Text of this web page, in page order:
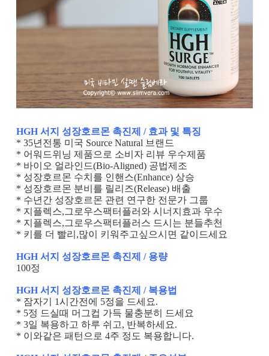
HGH 서지 성장호르몬 촉진제 / 효과 및 특징
* 35년전통 미국 Source Natural 브랜드
* 어워드위닝 제품으로 소비자 리뷰 우수제품
* 바이오 얼라인드(Bio-Aligned) 공법제조
* 성장호르몬 수치를 인핸스(Enhance) 상승
* 성장호르몬 분비를 릴리즈(Release) 배출
* 수년간 성장호르몬 관련 연구한 전문가 그룹
* 지플렉스,그로우스팩터플러와 시너지효과 우수
* 지플렉스,그로우스팩터플러스 드시는 분들추천
* 키를 더 빨리,많이 키워주고싶으시면 같이드세요
HGH 서지 성장호르몬 촉진제 / 용량
100정
HGH 서지 성장호르몬 촉진제 / 복용법
* 잠자기 1시간전에 5정을 드세요.
* 5정 드실때 머그컵 가득 물충분히 드세요
* 3일 복용하고 하루 쉬고, 반복하세요.
* 이와같은 패턴으로 4주 정도 복용합니다.